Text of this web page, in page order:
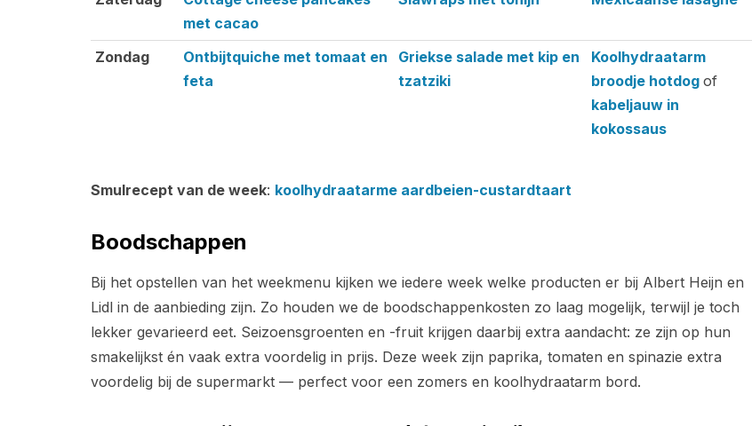
met cacao
Zondag
Ontbijtquiche met tomaat en
feta
Griekse salade met kip en
tzatziki
Koolhydraatarm
broodje hotdog of
kabeljauw in
kokossaus
Smulrecept van de week: koolhydraatarme aardbeien-custardtaart
Boodschappen
Bij het opstellen van het weekmenu kijken we iedere week welke producten er bij Albert Heijn en
Lidl in de aanbieding zijn. Zo houden we de boodschappenkosten zo laag mogelijk, terwijl je toch
lekker gevarieerd eet. Seizoensgroenten en -fruit krijgen daarbij extra aandacht: ze zijn op hun
smakelijkst én vaak extra voordelig in prijs. Deze week zijn paprika, tomaten en spinazie extra
voordelig bij de supermarkt — perfect voor een zomers en koolhydraatarm bord.